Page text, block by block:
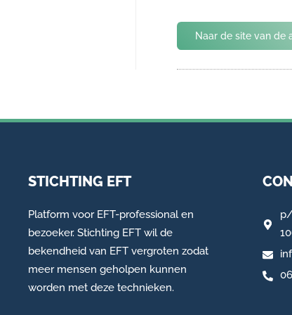
Naar de site van de
STICHTING EFT
Platform voor EFT-professional en
bezoeker. Stichting EFT wil de
bekendheid van EFT vergroten zodat
meer mensen geholpen kunnen
worden met deze technieken.